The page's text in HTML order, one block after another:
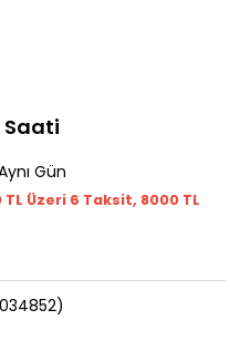
Saati
Gün
TL Üzeri 6 Taksit, 8000 TL